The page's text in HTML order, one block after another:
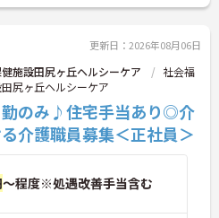
更新日：2026年08月06日
施設田尻ヶ丘ヘルシーケア
社会福
尻ヶ丘ヘルシーケア
勤のみ♪住宅手当あり◎介
介護職員募集＜正社員＞
～程度※処遇改善手当含む